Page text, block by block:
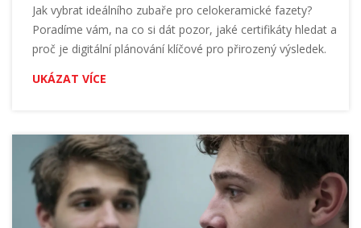
Jak vybrat ideálního zubaře pro celokeramické fazety?
Poradíme vám, na co si dát pozor, jaké certifikáty hledat a
proč je digitální plánování klíčové pro přirozený výsledek.
UKÁZAT VÍCE